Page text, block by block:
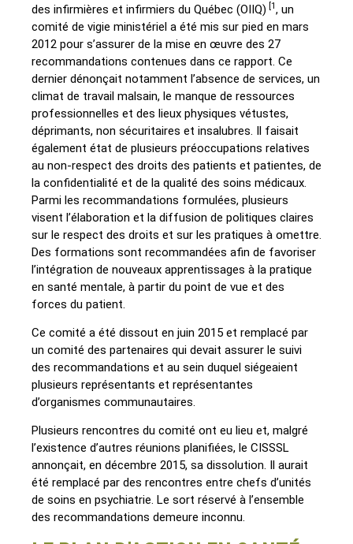
des infirmières et infirmiers du Québec (OIIQ) [1, un
comité de vigie ministériel a été mis sur pied en mars
2012 pour s’assurer de la mise en œuvre des 27
recommandations contenues dans ce rapport. Ce
dernier dénonçait notamment l’absence de services, un
climat de travail malsain, le manque de ressources
professionnelles et des lieux physiques vétustes,
déprimants, non sécuritaires et insalubres. Il faisait
également état de plusieurs préoccupations relatives
au non-respect des droits des patients et patientes, de
la confidentialité et de la qualité des soins médicaux.
Parmi les recommandations formulées, plusieurs
visent l’élaboration et la diffusion de politiques claires
sur le respect des droits et sur les pratiques à omettre.
Des formations sont recommandées afin de favoriser
l’intégration de nouveaux apprentissages à la pratique
en santé mentale, à partir du point de vue et des
forces du patient.
Ce comité a été dissout en juin 2015 et remplacé par
un comité des partenaires qui devait assurer le suivi
des recommandations et au sein duquel siégeaient
plusieurs représentants et représentantes
d’organismes communautaires.
Plusieurs rencontres du comité ont eu lieu et, malgré
l’existence d’autres réunions planifiées, le CISSSL
annonçait, en décembre 2015, sa dissolution. Il aurait
été remplacé par des rencontres entre chefs d’unités
de soins en psychiatrie. Le sort réservé à l’ensemble
des recommandations demeure inconnu.